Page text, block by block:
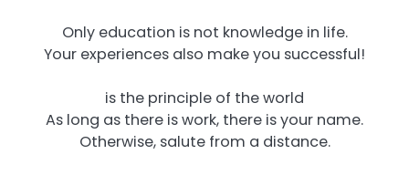
Only education is not knowledge in life.
Your experiences also make you successful!
is the principle of the world
As long as there is work, there is your name.
Otherwise, salute from a distance.